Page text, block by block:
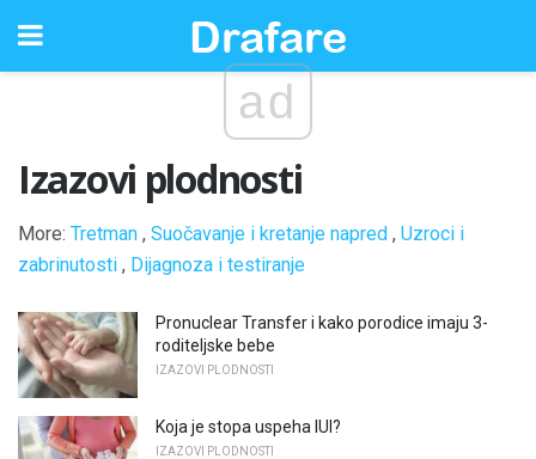
ad
Izazovi plodnosti
More: Tretman , Suočavanje i kretanje napred , Uzroci i
zabrinutosti , Dijagnoza i testiranje
Pronuclear Transfer i kako porodice imaju 3-
roditeljske bebe
IZAZOVI PLODNOSTI
Koja je stopa uspeha IUI?
IZAZOVI PLODNOSTI